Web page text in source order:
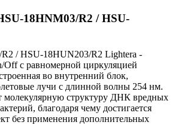
18HNM03/R2 / HSU-
/ HSU-18HUN203/R2 Lightera -
Off с равномерной циркуляцией
во внутренний блок,
лучи с длинной волны 254 нм.
структуру ДНК вредных
благодаря чему достигается
без применения дополнительных